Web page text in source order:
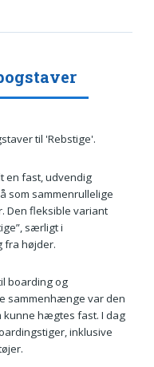
til 'Rebstige'.
en fast, udvendig
som sammenrullelige
Den fleksible variant
særligt i
fra højder.
boarding og
sammenhænge var den
kunne hægtes fast. I dag
inklusive